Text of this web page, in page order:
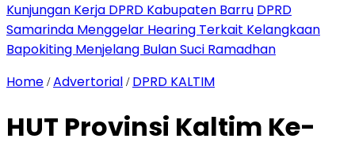
Kunjungan Kerja DPRD Kabupaten Barru DPRD
Samarinda Menggelar Hearing Terkait Kelangkaan
Bapokiting Menjelang Bulan Suci Ramadhan
Home /Advertorial / DPRD KALTIM
HUT Provinsi Kaltim Ke-